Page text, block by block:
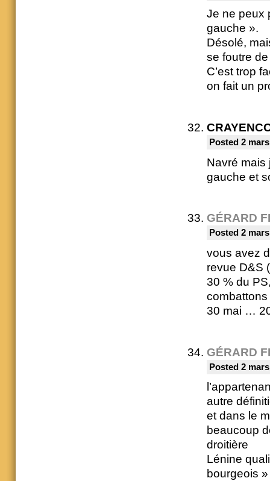
Je ne peux
gauche ».
Désolé,
se foutre
C’est trop
on fait un
Posted 2
Navré mais
gauche et
GÉRARD
Posted 2
vous avez
revue D&S
30 % du
30 mai …
GÉRARD
Posted 2
autre
et dans le
beaucoup
droitière
Lénine
bourgeois